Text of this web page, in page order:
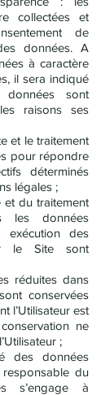
collectées et
de
données. A
à caractère
il sera indiqué
sont
raisons ses
et le traitement
pour répondre
déterminés
légales ;
et du traitement
les données
exécution des
le Site sont
réduites dans
conservées
l’Utilisateur est
ne
;
des données
du
s’engage à